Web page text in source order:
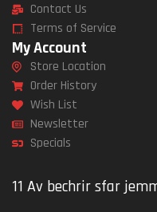
Contact Us
Terms of Service
My Account
Store Location
Order History
Wish List
Newsletter
Specials
11 Av bechrir sfar